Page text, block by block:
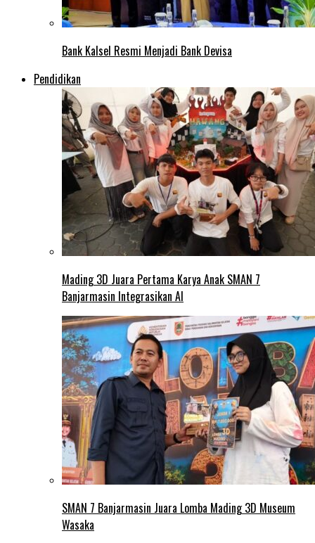
Bank Kalsel Resmi Menjadi Bank Devisa
Pendidikan
Mading 3D Juara Pertama Karya Anak SMAN 7
Banjarmasin Integrasikan AI
SMAN 7 Banjarmasin Juara Lomba Mading 3D Museum
Wasaka